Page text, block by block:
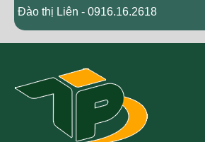
Đào thị Liên - 0916.16.2618